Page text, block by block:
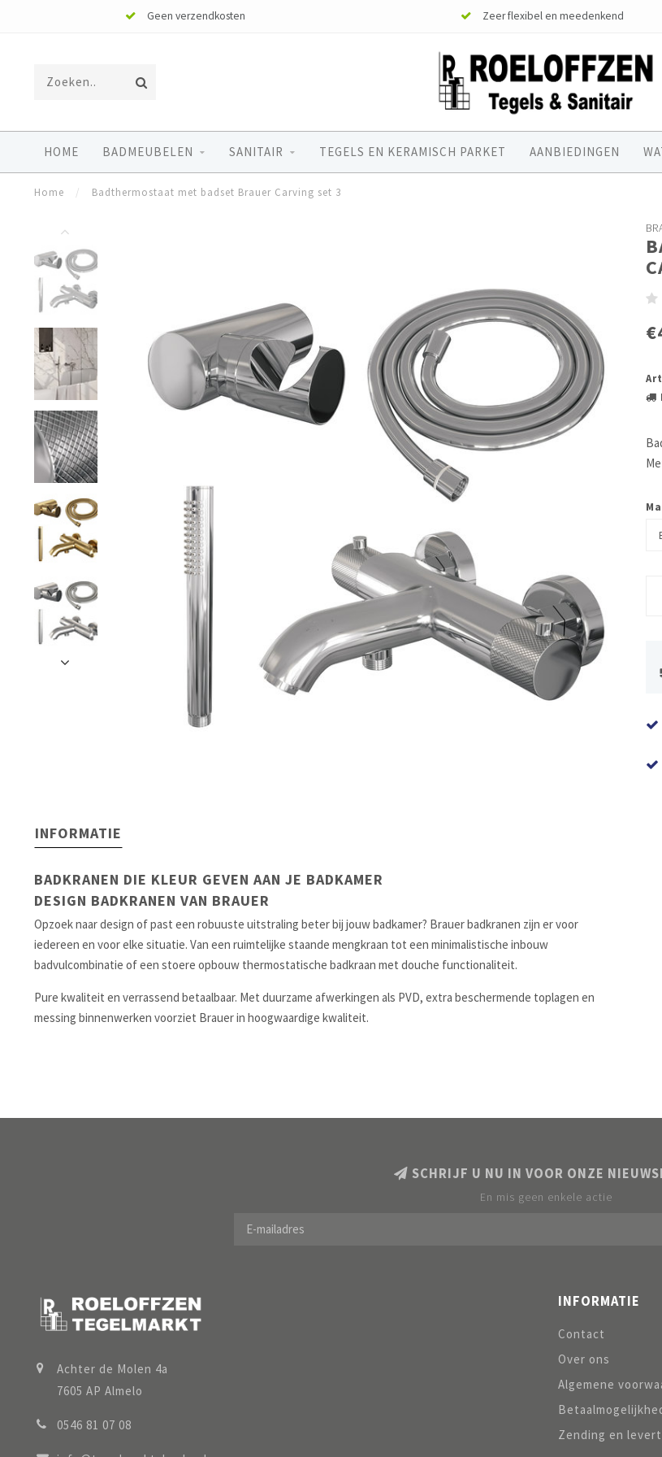
Geen verzendkosten Zeer flexibel en meedenkend
HOME BADMEUBELEN SANITAIR TEGELS EN KERAMISCH PARKET AANBIEDINGEN
Home / Badthermostaat met badset Brauer Carving set 3
INFORMATIE
BADKRANEN DIE KLEUR GEVEN AAN JE BADKAMER
DESIGN BADKRANEN VAN BRAUER
Opzoek naar design of past een robuuste uitstraling beter bij jouw badkamer? Brauer badkranen zijn er voor
iedereen en voor elke situatie. Van een ruimtelijke staande mengkraan tot een minimalistische inbouw
badvulcombinatie of een stoere opbouw thermostatische badkraan met douche functionaliteit.
Pure kwaliteit en verrassend betaalbaar. Met duurzame afwerkingen als PVD, extra beschermende toplagen en
messing binnenwerken voorziet Brauer in hoogwaardige kwaliteit.
SCHRIJF U NU IN VOOR ONZE
En mis geen enkele actie
Achter de Molen 4a
7605 AP Almelo
0546 81 07 08
INFORMATIE
Contact
Over ons
Algemene
Zending en